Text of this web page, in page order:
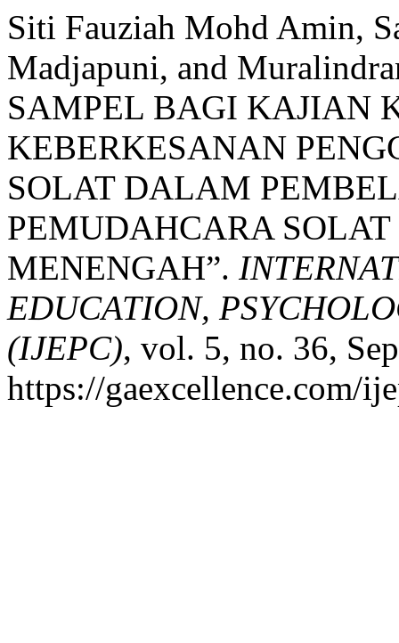
Siti Fauziah Mohd Amin,
Madjapuni, and
SAMPEL BAGI KAJIAN
KEBERKESANAN
SOLAT DALAM
PEMUDAHCARA
MENENGAH”.
EDUCATION,
(IJEPC), vol. 5, no. 36,
https://gaexcellence.com/